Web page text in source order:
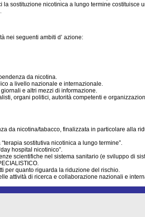
la sostituzione nicotinica a lungo termine costituisce
nei seguenti ambiti d’ azione:
da nicotina.
a livello nazionale e internazionale.
e altri mezzi di informazione.
organi politici, autorità competenti e
da nicotina/tabacco, finalizzata in particolare alla
sostitutiva nicotinica a lungo termine”.
hospital nicotinico”.
scientifiche nel sistema sanitario (e sviluppo di
per quanto riguarda la riduzione del rischio.
attività di ricerca e collaborazione nazionali e